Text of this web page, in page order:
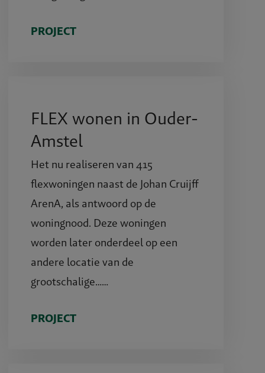
PROJECT
FLEX wonen in Ouder-
Amstel
Het nu realiseren van 415
flexwoningen naast de Johan Cruijff
ArenA, als antwoord op de
woningnood. Deze woningen
worden later onderdeel op een
andere locatie van de
grootschalige……
PROJECT